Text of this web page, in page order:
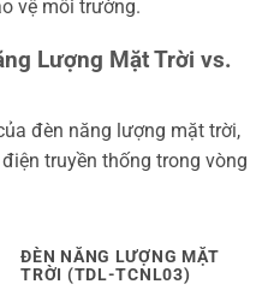
vệ môi trường.
Lượng Mặt Trời vs.
đèn năng lượng mặt trời,
truyền thống trong vòng
ĐÈN NĂNG LƯỢNG MẶT
TRỜI (TDL-TCNL03)